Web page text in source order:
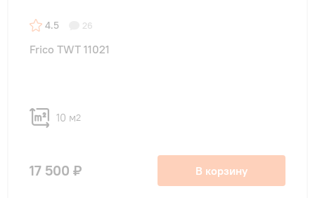
4.5 26
Frico TWT 11021
10 м2
17 500 ₽ В корзину